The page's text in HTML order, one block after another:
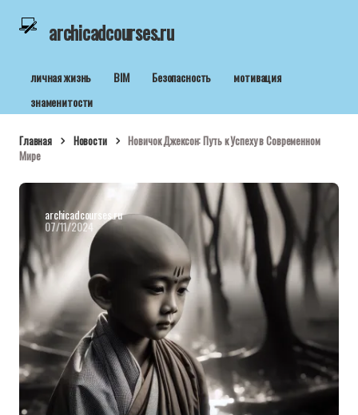
archicadcourses.ru
личная жизнь BIM Безопасность
мотивация
знаменитости
Главная Новости
Новичок Джексон: Путь к Успеху в Современном
Мире
archicadcourses.ru
07/11/2024